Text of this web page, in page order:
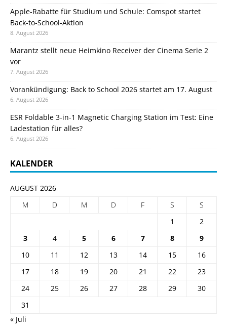
Apple-Rabatte für Studium und Schule: Comspot startet
Back-to-School-Aktion
8. August 2026
Marantz stellt neue Heimkino Receiver der Cinema Serie 2
vor
7. August 2026
Vorankündigung: Back to School 2026 startet am 17. August
6. August 2026
ESR Foldable 3-in-1 Magnetic Charging Station im Test: Eine
Ladestation für alles?
6. August 2026
KALENDER
AUGUST 2026
M
D M D F S
S
1
2
3
4 5 6 7 8
9
10
11 12 13 14 15
16
17
18 19 20 21 22
23
24
25 26 27 28 29
30
31
« Juli